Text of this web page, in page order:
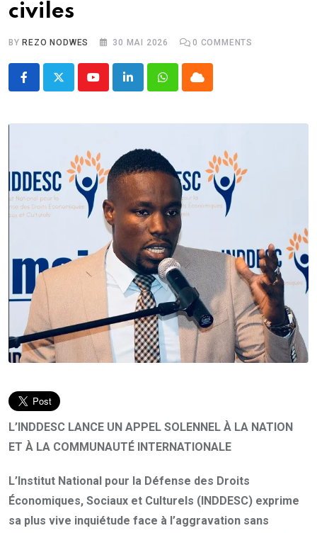
civiles
BY REZO NODWES 30 MAI 2026 0 COMMENTS
YoutubeLinkedInWhatsappCloud
L’INDDESC LANCE UN APPEL SOLENNEL À LA NATION
ET À LA COMMUNAUTÉ INTERNATIONALE
L’Institut National pour la Défense des Droits
Économiques, Sociaux et Culturels (INDDESC) exprime
sa plus vive inquiétude face à l’aggravation sans